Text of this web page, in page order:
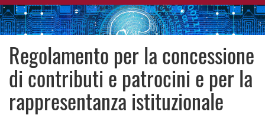
Regolamento per la concessione
di contributi e patrocini e per la
rappresentanza istituzionale